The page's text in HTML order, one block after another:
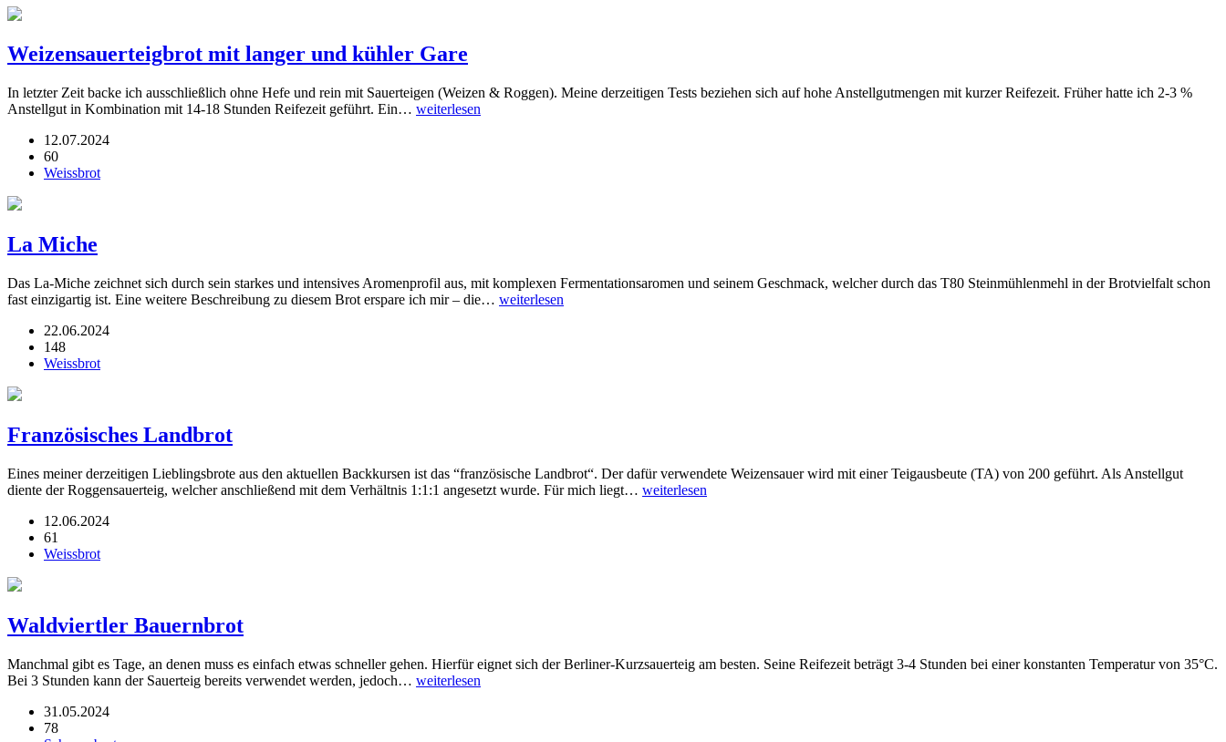
Weizensauerteigbrot mit langer und kühler Gare
In letzter Zeit backe ich ausschließlich ohne Hefe und rein mit Sauerteigen (Weizen & Roggen). Meine derzeitigen Tests beziehen sich auf hohe Anstellgutmengen mit kurzer Reifezeit. Früher hatte ich 2-3 %
Anstellgut in Kombination mit 14-18 Stunden Reifezeit geführt. Ein… weiterlesen
12.07.2024
60
Weissbrot
La Miche
Das La-Miche zeichnet sich durch sein starkes und intensives Aromenprofil aus, mit komplexen Fermentationsaromen und seinem Geschmack, welcher durch das T80 Steinmühlenmehl in der Brotvielfalt schon
fast einzigartig ist. Eine weitere Beschreibung zu diesem Brot erspare ich mir – die… weiterlesen
22.06.2024
148
Weissbrot
Französisches Landbrot
Eines meiner derzeitigen Lieblingsbrote aus den aktuellen Backkursen ist das “französische Landbrot“. Der dafür verwendete Weizensauer wird mit einer Teigausbeute (TA) von 200 geführt. Als Anstellgut
diente der Roggensauerteig, welcher anschließend mit dem Verhältnis 1:1:1 angesetzt wurde. Für mich liegt… weiterlesen
12.06.2024
61
Weissbrot
Waldviertler Bauernbrot
Manchmal gibt es Tage, an denen muss es einfach etwas schneller gehen. Hierfür eignet sich der Berliner-Kurzsauerteig am besten. Seine Reifezeit beträgt 3-4 Stunden bei einer konstanten Temperatur von 35°C.
Bei 3 Stunden kann der Sauerteig bereits verwendet werden, jedoch… weiterlesen
31.05.2024
78